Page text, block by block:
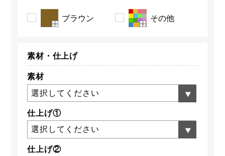
ブラウン その他
素材・ 仕上げ
素材
選択してください
仕上げ①
選択してください
仕上げ②